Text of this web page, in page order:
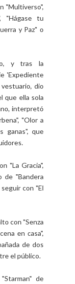
"Multiverso",
"Hágase tu
y Paz" o
y tras la
'Expediente
dio
que ella sola
interpretó
"Olor a
ganas", que
"La Gracia",
de "Bandera
con "El
con "Senza
en casa",
de dos
el público.
de